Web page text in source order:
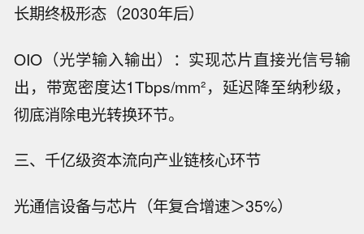
长期终极形态（2030年后）
OIO（光学输入输出）：实现芯片直接光信号输
出，带宽密度达1Tbps/mm²，延迟降至纳秒级，
彻底消除电光转换环节。
三、千亿级资本流向产业链核心环节
光通信设备与芯片（年复合增速＞35%）